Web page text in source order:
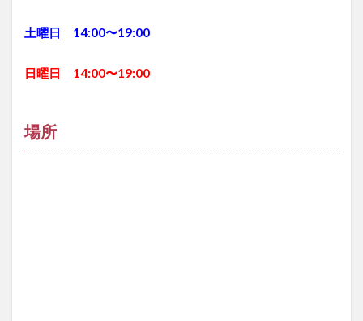
土曜日 14:00〜19:00
日曜日 14:00〜19:00
場所